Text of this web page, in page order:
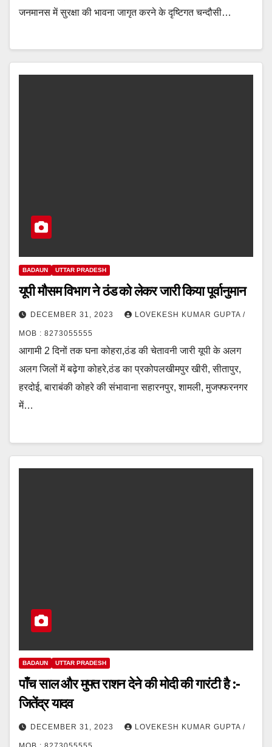
जनमानस में सुरक्षा की भावना जागृत करने के दृष्टिगत चन्दौसी…
BADAUN UTTAR PRADESH
यूपी मौसम विभाग ने ठंड को लेकर जारी किया पूर्वानुमान
DECEMBER 31, 2023 LOVEKESH KUMAR GUPTA /
MOB : 8273055555
आगामी 2 दिनों तक घना कोहरा,ठंड की चेतावनी जारी यूपी के अलग
अलग जिलों में बढ़ेगा कोहरे,ठंड का प्रकोपलखीमपुर खीरी, सीतापुर,
हरदोई, बाराबंकी कोहरे की संभावाना सहारनपुर, शामली, मुजफ्फरनगर
में…
BADAUN UTTAR PRADESH
पाँच साल और मुफ्त राशन देने की मोदी की गारंटी है :-
जितेंद्र यादव
DECEMBER 31, 2023 LOVEKESH KUMAR GUPTA /